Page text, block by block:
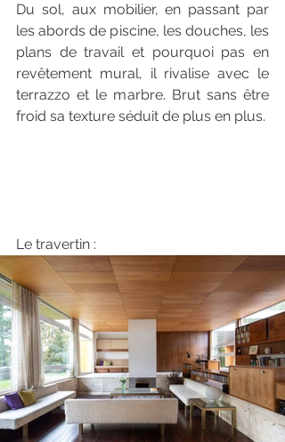
Du sol, aux mobilier, en passant par
les abords de piscine, les douches, les
plans de travail et pourquoi pas en
revêtement mural, il rivalise avec le
terrazzo et le marbre. Brut sans être
froid sa texture séduit de plus en plus.
Le travertin :